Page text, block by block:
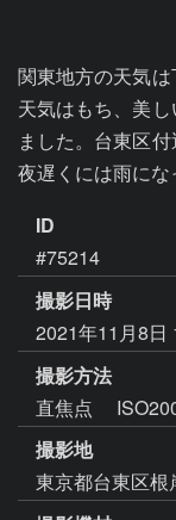
関東地方の天気
天気はもち、美
ました。台東区
夜遅くには雨にな
ID
#75214
撮影日時
2021年11月8日
撮影方法
直焦点
撮影地
東京都台東区根